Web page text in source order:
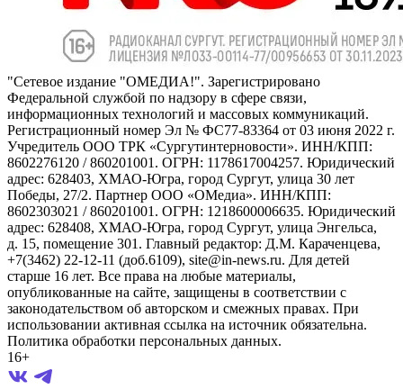
"Сетевое издание "ОМЕДИА!". Зарегистрировано
Федеральной службой по надзору в сфере связи,
информационных технологий и массовых коммуникаций.
Регистрационный номер Эл № ФС77-83364 от 03 июня 2022 г.
Учредитель ООО ТРК «Сургутинтерновости». ИНН/КПП:
8602276120 / 860201001. ОГРН: 1178617004257. Юридический
адрес: 628403, ХМАО-Югра, город Сургут, улица 30 лет
Победы, 27/2. Партнер ООО «ОМедиа». ИНН/КПП:
8602303021 / 860201001. ОГРН: 1218600006635. Юридический
адрес: 628408, ХМАО-Югра, город Сургут, улица Энгельса,
д. 15, помещение 301. Главный редактор: Д.М. Караченцева,
+7(3462) 22-12-11 (доб.6109), site@in-news.ru. Для детей
старше 16 лет. Все права на любые материалы,
опубликованные на сайте, защищены в соответствии с
законодательством об авторском и смежных правах. При
использовании активная ссылка на источник обязательна.
Политика обработки персональных данных.
16+